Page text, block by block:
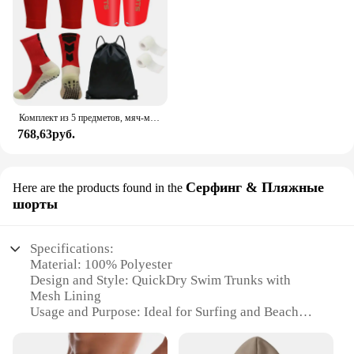
Комплект из 5 предметов, мяч-мешок на шнурке, футбольные носки для мужчин и женщин, защита для ног, накладки на голени для спортивных тренировок, чехол для ног, бандаж для футбольных носков
768,63руб.
Here are the products found in the Серфинг & Пляжные
шорты
Specifications:
Material: 100% Polyester
Design and Style: QuickDry Swim Trunks with
Mesh Lining
Usage and Purpose: Ideal for Surfing and Beach
Performance and Property: Quick-Drying